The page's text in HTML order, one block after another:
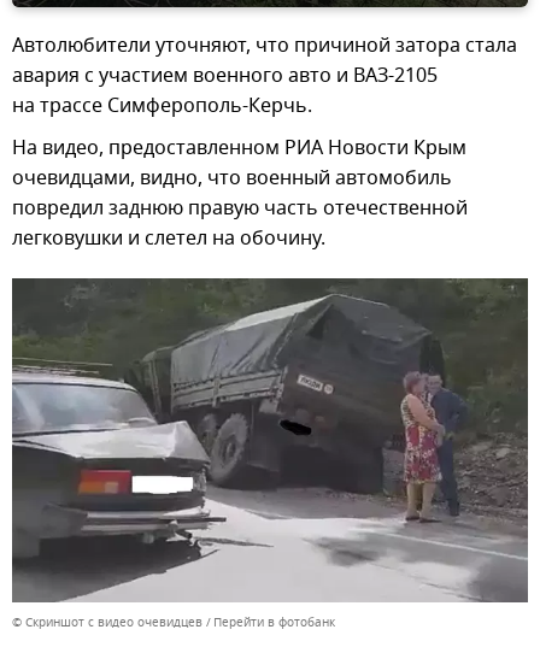
Автолюбители уточняют, что причиной затора стала
авария с участием военного авто и ВАЗ-2105
на трассе Симферополь-Керчь.
На видео, предоставленном РИА Новости Крым
очевидцами, видно, что военный автомобиль
повредил заднюю правую часть отечественной
легковушки и слетел на обочину.
© Скриншот с видео очевидцев Перейти в фотобанк